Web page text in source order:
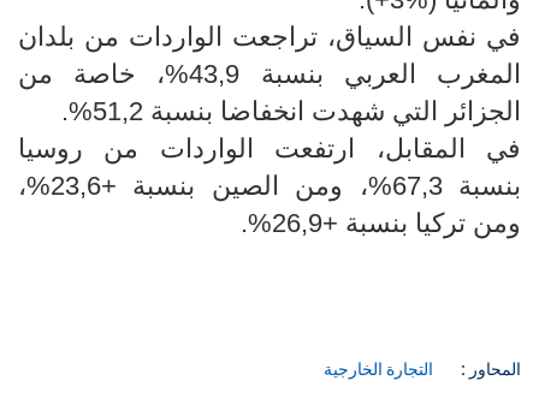
في نفس السياق، تراجعت الواردات من بلدان
المغرب العربي بنسبة 43,9%، خاصة من
الجزائر التي شهدت انخفاضا بنسبة 51,2%.
في المقابل، ارتفعت الواردات من روسيا
بنسبة 67,3%، ومن الصين بنسبة +23,6%،
ومن تركيا بنسبة +26,9%.
المحاور : التجارة الخارجية